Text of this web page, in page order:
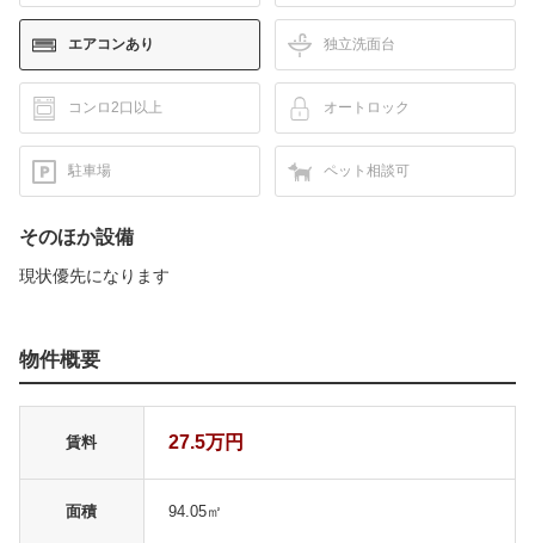
エアコンあり 独立洗面台
コンロ2口以上 オートロック
駐車場 ペット相談可
そのほか設備
現状優先になります
物件概要
賃料 27.5万円
面積 94.05㎡